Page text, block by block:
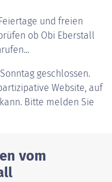
und freien
ob Obi Eberstall
geschlossen.
Website, auf
Bitte melden Sie
vom